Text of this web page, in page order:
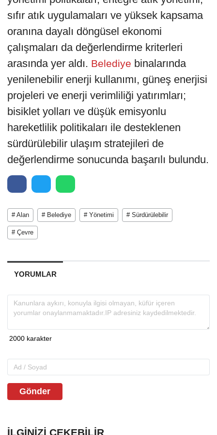
sıfır atık uygulamaları ve yüksek kapsama
oranına dayalı döngüsel ekonomi
çalışmaları da değerlendirme kriterleri
arasında yer aldı. Belediye binalarında
yenilenebilir enerji kullanımı, güneş enerjisi
projeleri ve enerji verimliliği yatırımları;
bisiklet yolları ve düşük emisyonlu
hareketlilik politikaları ile desteklenen
sürdürülebilir ulaşım stratejileri de
değerlendirme sonucunda başarılı bulundu.
# Alan # Belediye # Yönetimi # Sürdürülebilir
# Çevre
YORUMLAR
Gönder
İLGINIZI ÇEKEBILIR